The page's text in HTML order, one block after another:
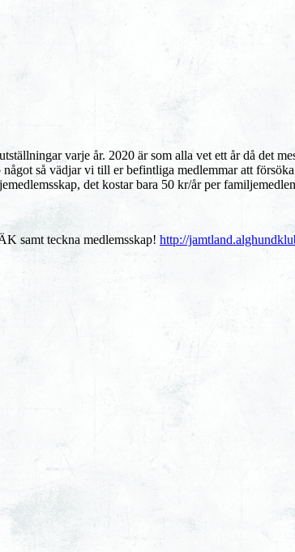
varje år. 2020 är som alla vet ett år då det
så vädjar vi till er befintliga medlemmar att
det kostar bara 50 kr/år per
samt teckna medlemsskap! http://